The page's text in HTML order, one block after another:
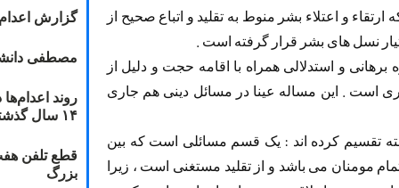
و اعتلاء بشر منوط به تقلید و اتباع صحیح از
نسل های بشر قرار گرفته است .
برهانی و استدلالی همراه با اقامه حجت و دلیل از
است . این مساله عینا در مسائل دینی هم جاری
تقسیم کرده اند : یک قسم مسائلی است که بین
مومنان می باشد و از تقلید مستغنی است ، زیرا
گزارش اعدام ۲۰۱۸: قصاص و
مصطفی
۱۴ سال گذشته
قطع تلفن
بزرگ